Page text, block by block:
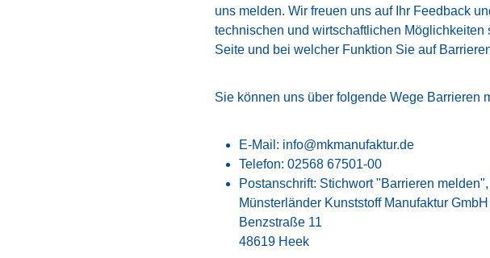
uns melden. Wir freuen uns auf Ihr Feedback
technischen und wirtschaftlichen
Seite und bei welcher Funktion Sie auf
Sie können uns über folgende Wege Barrieren
E-Mail: info@mkmanufaktur.de
Telefon: 02568 67501-00
Postanschrift: Stichwort "Barrieren melden",
Münsterländer Kunststoff Manufaktur GmbH
Benzstraße 11
48619 Heek